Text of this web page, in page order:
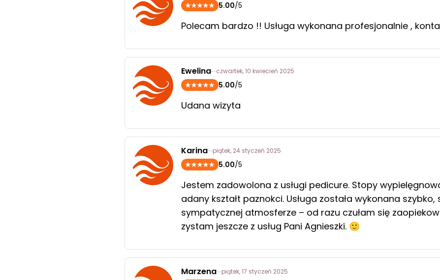
5.00/5
Polecam bardzo !! Usługa wykonana profesjonalnie ,
Ewelina czwartek, 10 kwiecień 2025
5.00/5
Udana wizyta
Karina piątek, 24 styczeń 2025
5.00/5
Jestem zadowolona z usługi pedicure. Stopy
adany kształt paznokci. Usługa została wykonana
sympatycznej atmosferze – od razu czułam się
zystam jeszcze z usług Pani Agnieszki. 🙂
Marzena piątek, 17 styczeń 2025